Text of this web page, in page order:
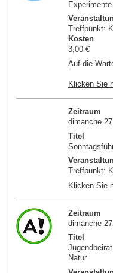
Treffpunkt:
Kosten
3,00 €
Auf die
Klicken Sie
Zeitraum
dimanche
Titel
Treffpunkt:
Klicken Sie
Zeitraum
dimanche
Titel
Natur